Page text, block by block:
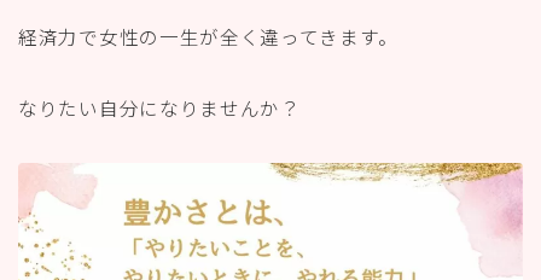
経済力で女性の一生が全く違ってきます。
なりたい自分になりませんか？